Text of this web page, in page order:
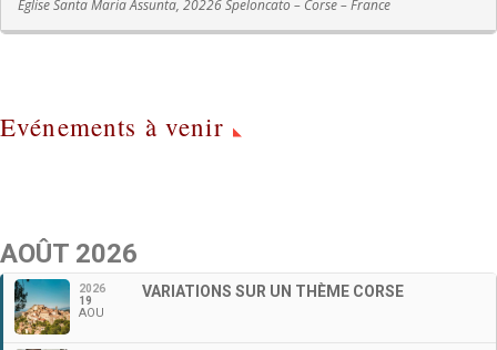
Église Santa Maria Assunta, 20226 Speloncato – Corse – France
Evénements à venir
AOÛT 2026
2026
19
AOU
VARIATIONS SUR UN THÈME CORSE